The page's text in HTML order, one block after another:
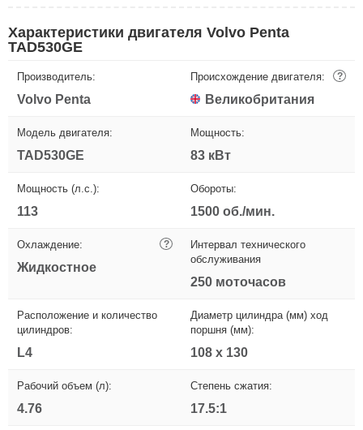
Характеристики двигателя Volvo Penta
TAD530GE
Производитель:
Volvo Penta
Происхождение двигателя: ?
Великобритания
Модель двигателя:
TAD530GE
Мощность:
83 кВт
Мощность (л.с.):
113
Обороты:
1500 об./мин.
Охлаждение: ?
Жидкостное
Интервал технического
обслуживания
250 моточасов
Расположение и количество
цилиндров:
L4
Диаметр цилиндра (мм) ход
поршня (мм):
108 x 130
Рабочий объем (л):
4.76
Степень сжатия:
17.5:1